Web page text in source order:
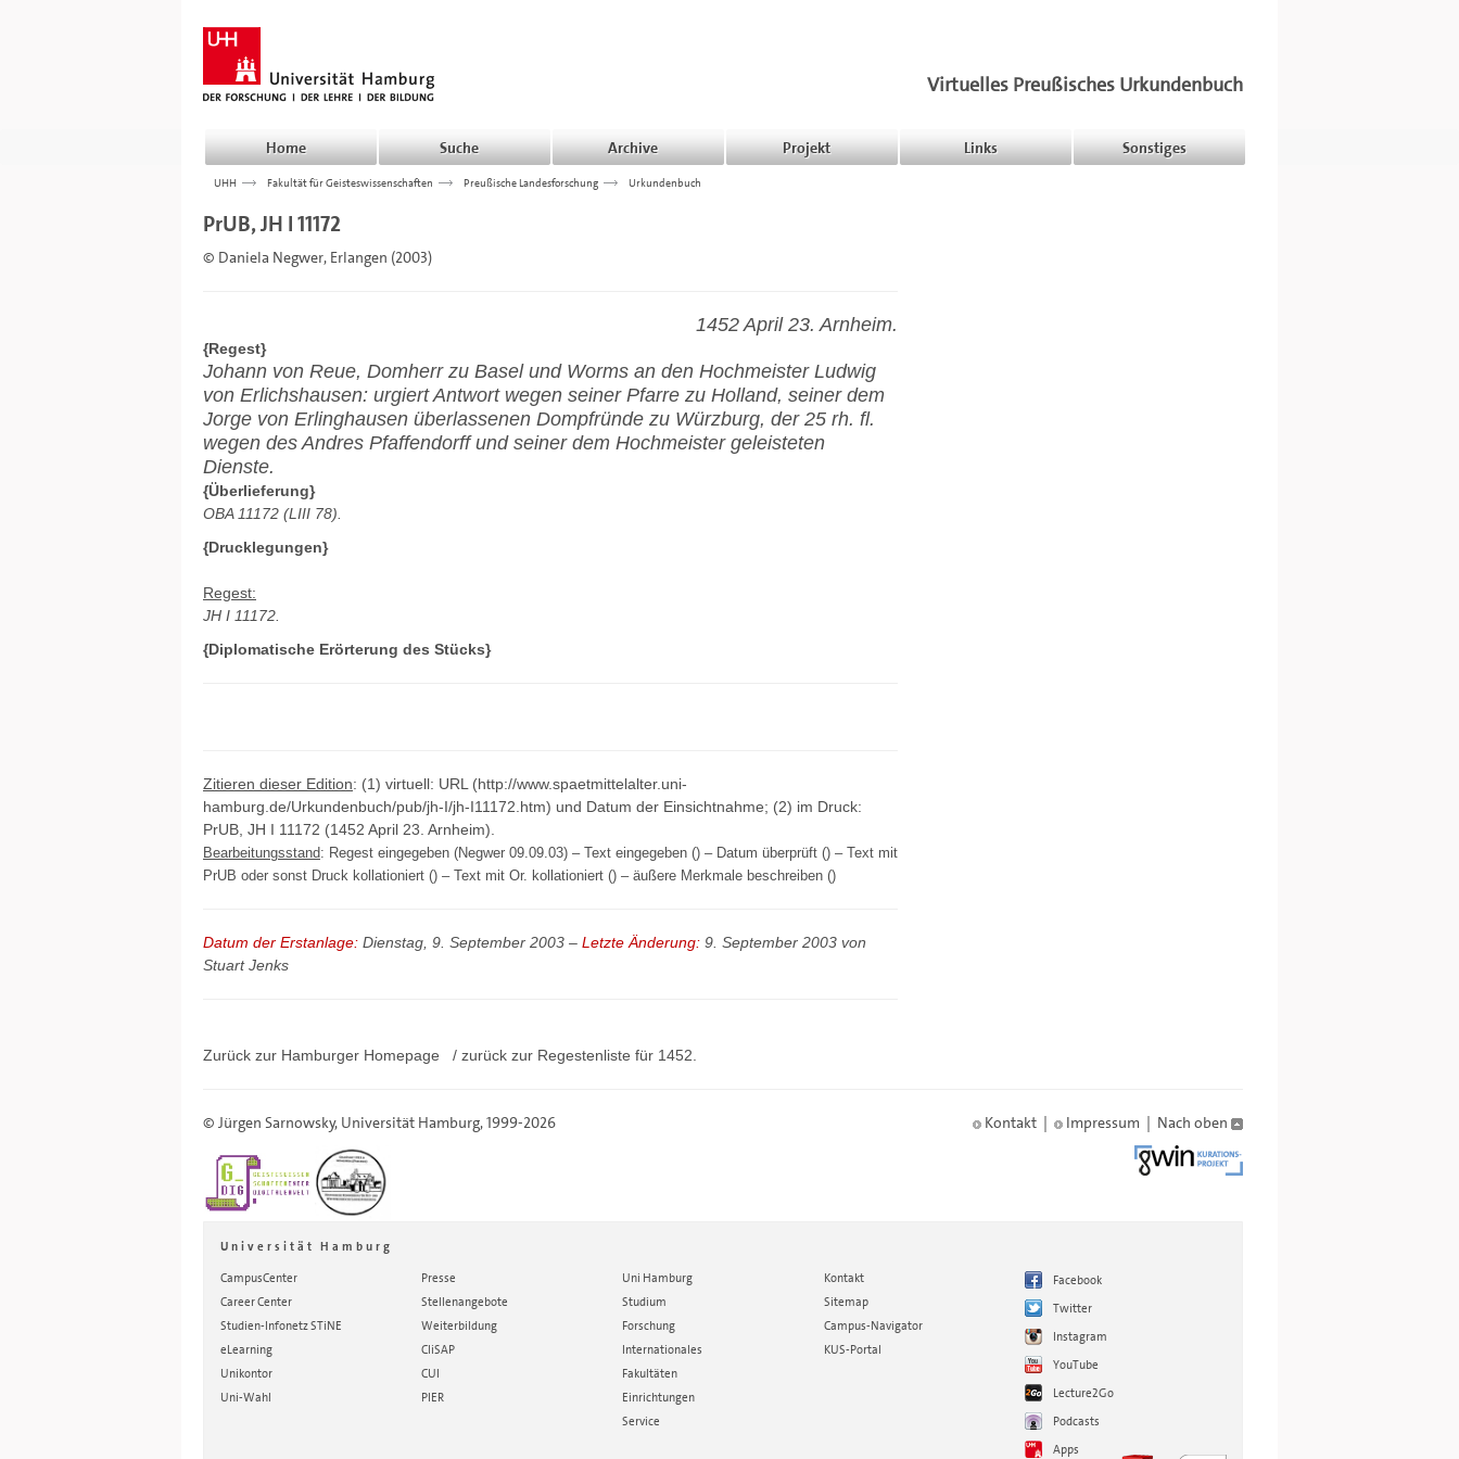
Virtuelles Preußisches Urkundenbuch
Home Suche Archive Projekt Links Sonstiges
UHH >>> Fakultät für Geisteswissenschaften >>> Preußische Landesforschung >>> Urkundenbuch
PrUB, JH I 11172
© Daniela Negwer, Erlangen (2003)
1452 April 23. Arnheim.
{Regest}
Johann von Reue, Domherr zu Basel und Worms an den Hochmeister Ludwig
von Erlichshausen: urgiert Antwort wegen seiner Pfarre zu Holland, seiner dem
Jorge von Erlinghausen überlassenen Dompfründe zu Würzburg, der 25 rh. fl.
wegen des Andres Pfaffendorff und seiner dem Hochmeister geleisteten
Dienste.
{Überlieferung}
OBA 11172 (LIII 78).
{Drucklegungen}
Regest:
JH I 11172.
{Diplomatische Erörterung des Stücks}
Zitieren dieser Edition: (1) virtuell: URL (http://www.spaetmittelalter.uni-
hamburg.de/Urkundenbuch/pub/jh-I/jh-I11172.htm) und Datum der Einsichtnahme; (2) im Druck:
PrUB, JH I 11172 (1452 April 23. Arnheim).
Bearbeitungsstand: Regest eingegeben (Negwer 09.09.03) – Text eingegeben () – Datum überprüft () – Text mit
PrUB oder sonst Druck kollationiert () – Text mit Or. kollationiert () – äußere Merkmale beschreiben ()
Datum der Erstanlage: Dienstag, 9. September 2003 – Letzte Änderung: 9. September 2003 von
Stuart Jenks
Zurück zur Hamburger Homepage / zurück zur Regestenliste für 1452.
© Jürgen Sarnowsky, Universität Hamburg, 1999-2026 Kontakt | Impressum | Nach oben